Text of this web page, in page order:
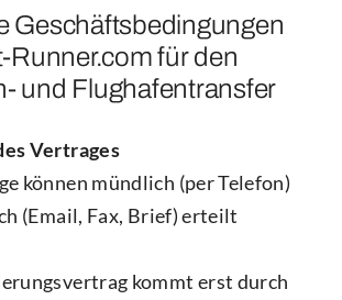
Geschäftsbedingungen
Runner.com für den
und Flughafentransfer
Vertrages
können mündlich (per Telefon)
(Email, Fax, Brief) erteilt
kommt erst durch